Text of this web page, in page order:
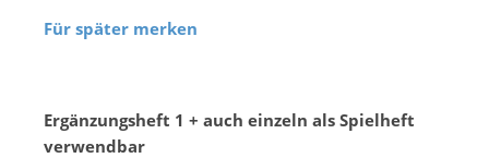
Für später merken
Ergänzungsheft 1 + auch einzeln als Spielheft
verwendbar